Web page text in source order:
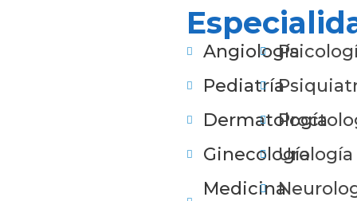
Angiología
Pediatría
Dermatología
Ginecología
Medicina
Urología